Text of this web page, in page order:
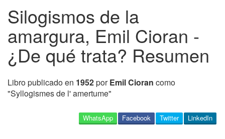
Silogismos de la
amargura, Emil Cioran -
¿De qué trata? Resumen
Libro publicado en 1952porEmil Cioran como
"Syllogismes de l' amertume"
LinkedIn
Twitter
Facebook
WhatsApp